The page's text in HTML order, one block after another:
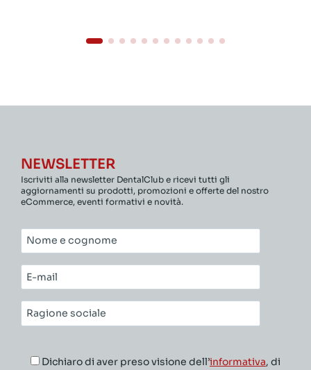
NEWSLETTER
Iscriviti alla newsletter DentalClub e ricevi tutti gli
aggiornamenti su prodotti, promozioni e offerte del nostro
eCommerce, eventi formativi e novità.
Nome
e
cognome*
E-
mail*
Ragione
sociale*
Dichiaro di aver preso visione dell’informativa, di